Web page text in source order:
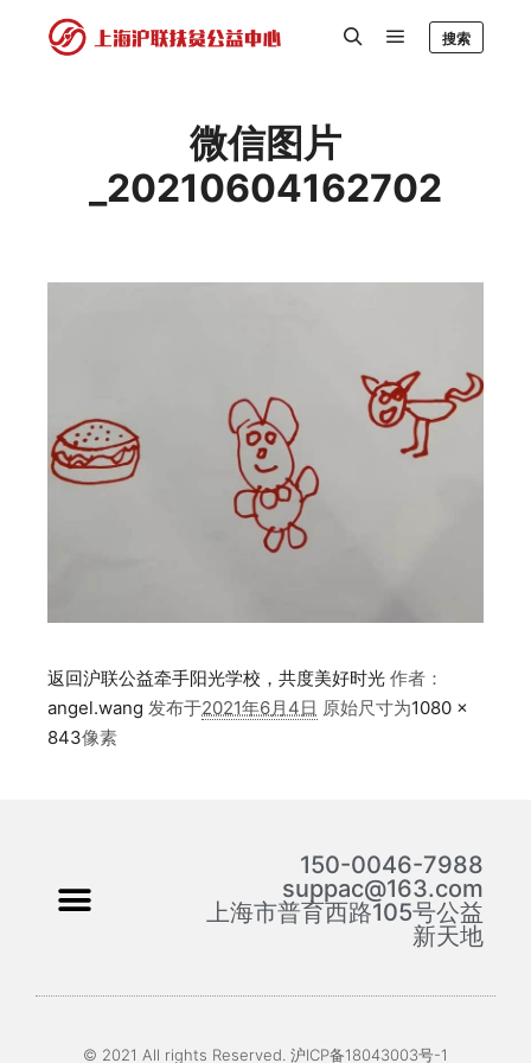
搜索
微信图片
_20210604162702
返回沪联公益牵手阳光学校，共度美好时光 作者：
angel.wang 发布于2021年6月4日 原始尺寸为1080 ×
843像素
150-0046-7988
suppac@163.com
上海市普育西路105号公益
新天地
© 2021 All rights Reserved. 沪ICP备18043003号-1